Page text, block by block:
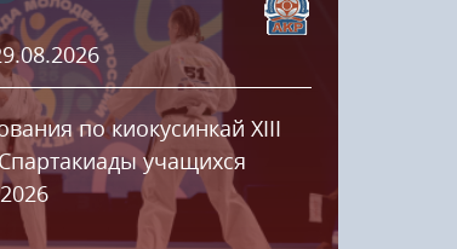
по киокусинкай XIII
учащихся